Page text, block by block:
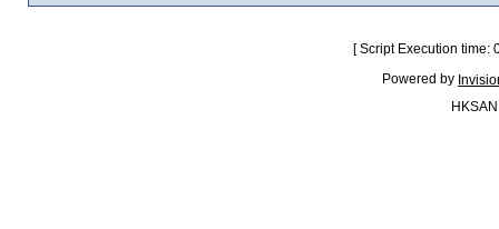
[ Script Execution
Powered by